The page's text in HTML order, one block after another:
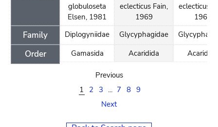
Family
Order
globuloseta
Elsen, 1981
Diplogyniidae
Gamasida
eclecticus Fain,
1969
Glycyphagidae
Acaridida
eclecticus
1969
Acaridida
Previous
1
2 3 ... 7 8 9
Next